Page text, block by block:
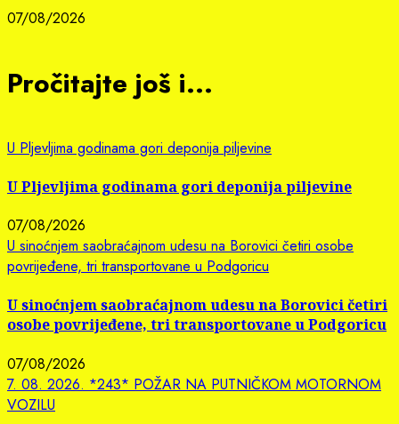
07/08/2026
Pročitajte još i...
U Pljevljima godinama gori deponija piljevine
U Pljevljima godinama gori deponija piljevine
07/08/2026
U sinoćnjem saobraćajnom udesu na Borovici četiri osobe
povrijeđene, tri transportovane u Podgoricu
U sinoćnjem saobraćajnom udesu na Borovici četiri
osobe povrijeđene, tri transportovane u Podgoricu
07/08/2026
7. 08. 2026. *243* POŽAR NA PUTNIČKOM MOTORNOM
VOZILU